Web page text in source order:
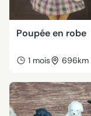
Poupée en robe
1 mois 696km